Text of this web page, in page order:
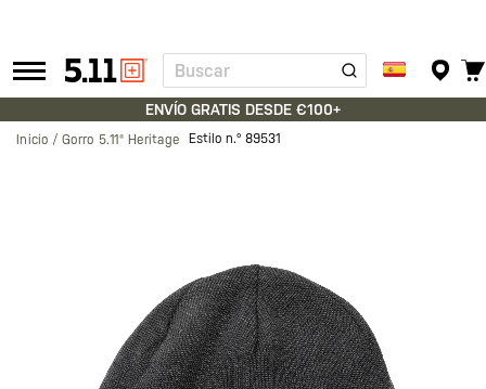
Tactical
Gear
Buscar
ENVÍO GRATIS DESDE €100+
Inicio Gorro 5.11® Heritage Estilo n.º 89531